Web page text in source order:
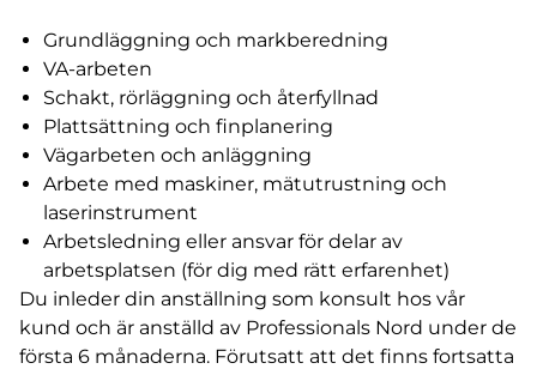
Grundläggning och markberedning
VA-arbeten
Schakt, rörläggning och återfyllnad
Plattsättning och finplanering
Vägarbeten och anläggning
Arbete med maskiner, mätutrustning och
laserinstrument
Arbetsledning eller ansvar för delar av
arbetsplatsen (för dig med rätt erfarenhet)
Du inleder din anställning som konsult hos vår
kund och är anställd av Professionals Nord under de
första 6 månaderna. Förutsatt att det finns fortsatta